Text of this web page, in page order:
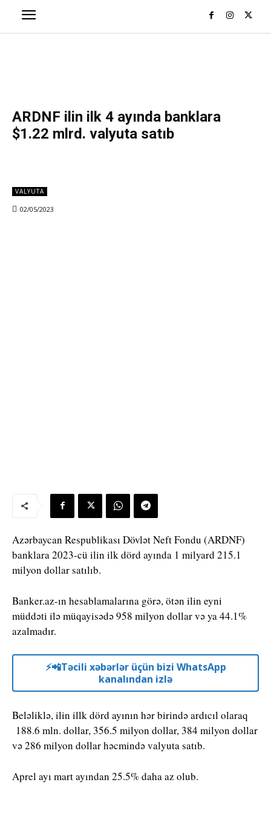
ARDNF ilin ilk 4 ayında banklara
$1.22 mlrd. valyuta satıb
VALYUTA
02/05/2023
Azərbaycan Respublikası Dövlət Neft Fondu (ARDNF)
banklara 2023-cü ilin ilk dörd ayında 1 milyard 215.1
milyon dollar satılıb.
Banker.az-ın hesablamalarına görə, ötən ilin eyni
müddəti ilə müqayisədə 958 milyon dollar və ya 44.1%
azalmadır.
⚡️📲Təcili xəbərlər üçün bizi WhatsApp
kanalından izlə
Beləliklə, ilin illk dörd ayının hər birində ardıcıl olaraq
188.6 mln. dollar, 356.5 milyon dollar, 384 milyon dollar
və 286 milyon dollar həcmində valyuta satıb.
Aprel ayı mart ayından 25.5% daha az olub.